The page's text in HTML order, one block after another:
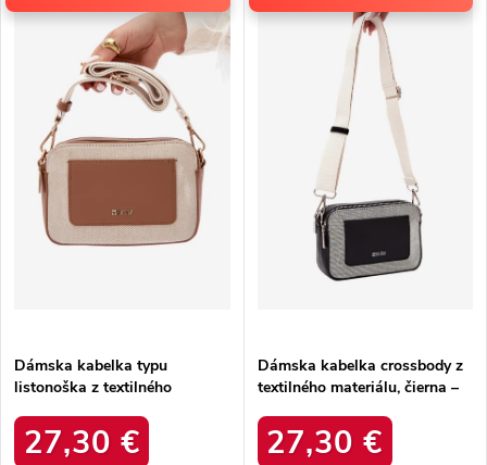
Najpredávanejšie
Abecedne
p
Dámska kabelka typu
listonoška z textilného
na každý deň / rr574297
27,30 €
Dámska kabelka crossbody z
textilného materiálu, čierna –
rr574296
27,30 €